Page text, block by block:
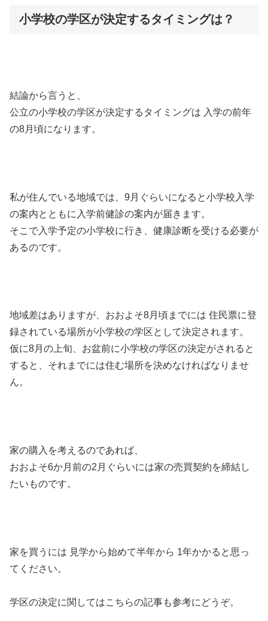
小学校の学区が決定するタイミングは？
結論から言うと、
公立の小学校の学区が決定するタイミングは 入学の前年
の8月頃になります。
私が住んでいる地域では、9月ぐらいになると小学校入学
の案内とともに入学前健診の案内が届きます。
そこで入学予定の小学校に行き、健康診断を受ける必要が
あるのです。
地域差はありますが、おおよそ8月頃までには 住民票に登
録されている場所が小学校の学区として決定されます。
仮に8月の上旬、お盆前に小学校の学区の決定がされると
すると、それまでには住む場所を決めなければなりませ
ん。
家の購入を考えるのであれば、
おおよそ6か月前の2月ぐらいには家の売買契約を締結し
たいものです。
家を買うには 見学から始めて半年から 1年かかると思っ
てください。
学区の決定に関してはこちらの記事も参考にどうぞ。